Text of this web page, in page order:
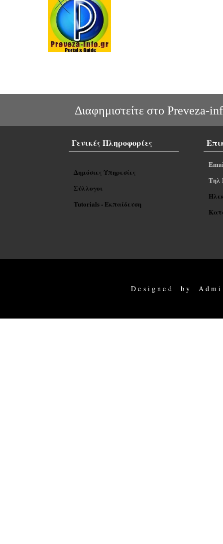
Διαφημιστείτε στο Preveza-
Γενικές Πληροφορίες
Δημόσιες Υπηρεσίες
Σύλλογοι
Tutorials - Εκπαίδευση
Tηλ
Designed by